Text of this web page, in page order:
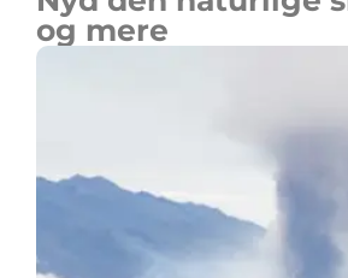
og mere